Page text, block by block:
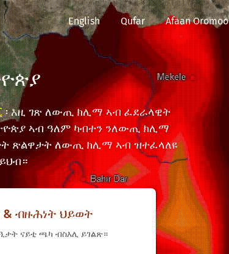
English Qufar Afaan Oromoo
፡ እዚ ገጽ ለውጢ ክሊማ ኣብ ፈደራላዊት
ኣብ ዓለም ካብተን ንለውጢ ክሊማ
ጽልዋታት ለውጢ ክሊማ ኣብ ዝተፈላለዩ
ብዙሕነት ህይወት
ናይቲ ጫካ ብስእሊ ይገልጽ።